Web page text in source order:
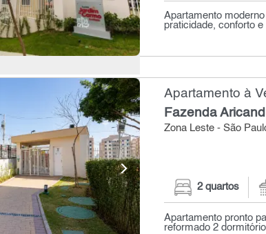
Apartamento
praticidade, conforto
Apartamento à
Fazenda
Zona Leste - São
2 quartos
Apartamento pronto
reformado 2